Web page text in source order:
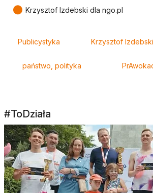
● Krzysztof Izdebski dla ngo.pl
Publicystyka Krzysztof Izdebski
państwo, polityka
#ToDziała